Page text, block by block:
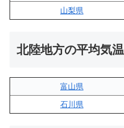
山梨県
北陸地方の平均気温
富山県
石川県